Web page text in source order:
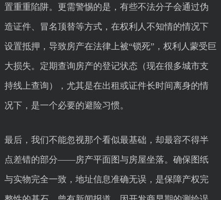
置重重陷阱。更需警惕的是，有些不法分子会通过伪
造证件、冒名顶替等方式，在权利人不知情的情况下
设置抵押，导致房产在法律上被“锁死”，权利人蒙受巨
大损失。定期查询房产的登记状态（现在很多城市支
持线上查询），尤其是在出租或证件长时间离身的情
况下，是一个必要的避险习惯。
最后，我们不能忽视那个看似最基础，却最容不得半
点差错的部分——房产平面图与房屋坐落。确保图纸
与实物完全一致，地址信息准确无误，是保障产权完